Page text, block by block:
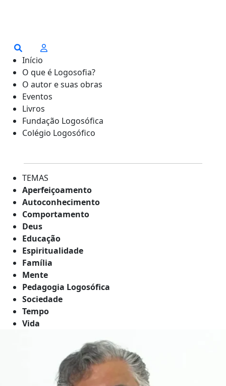
Início
O que é Logosofia?
O autor e suas obras
Eventos
Livros
Fundação Logosófica
Colégio Logosófico
TEMAS
Aperfeiçoamento
Autoconhecimento
Comportamento
Deus
Educação
Espiritualidade
Família
Mente
Pedagogia Logosófica
Sociedade
Tempo
Vida